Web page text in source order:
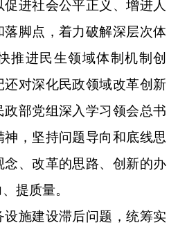
进社会公平正义、增进人
落脚点，着力破解深层次体
推进民生领域体制机制创
还对深化民政领域改革创新
部党组深入学习领会总书
，坚持问题导向和底线思
念、改革的思路、创新的办
提质量。
施建设滞后问题，统筹实